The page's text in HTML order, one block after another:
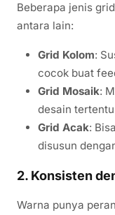
Beberapa jenis
antara lain:
Grid Kolom:
cocok buat
Grid Mosaik:
desain
Grid Acak:
disusun
2. Konsisten
Warna punya